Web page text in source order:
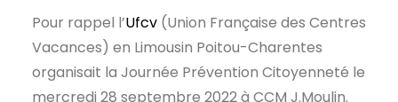
Pour rappel l’Ufcv (Union Française des Centres
Vacances) en Limousin Poitou-Charentes
organisait la Journée Prévention Citoyenneté le
mercredi 28 septembre 2022 à CCM J.Moulin.